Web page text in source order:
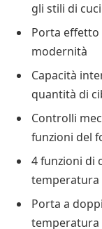
gli stili di
Porta effetto
modernità
Capacità
quantità di
Controlli
funzioni del
4 funzioni di
Porta a
temperatura